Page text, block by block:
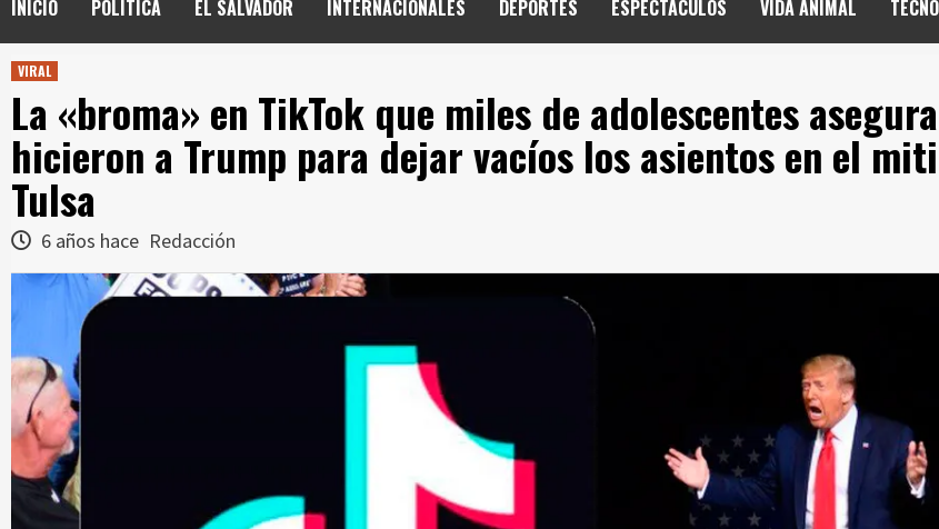
INICIO POLÍTICA EL SALVADOR INTERNACIONALES DEPORTES ESPECTACULOS VIDA ANIMAL
VIRAL
La «broma» en TikTok que miles de adolescentes
hicieron a Trump para dejar vacíos los asientos en el
Tulsa
6 años hace Redacción